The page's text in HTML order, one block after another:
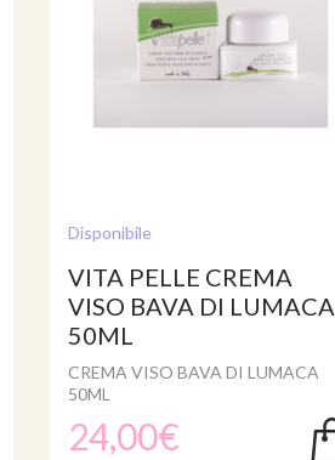
Disponibile
VITA PELLE CREMA
VISO BAVA DI LUMACA
50ML
CREMA VISO BAVA DI LUMACA
50ML
24,00€